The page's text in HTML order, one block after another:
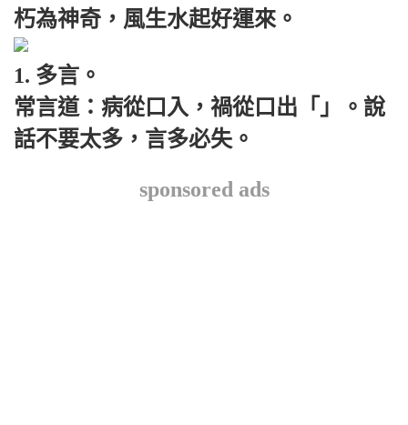
朽為神奇，風生水起好運來。
1. 多言。
常言道：病從口入，禍從口出「」。說
話不要太多，言多必失。
sponsored ads